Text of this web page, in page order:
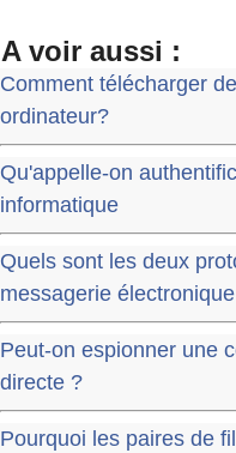
A voir aussi :
Comment télécharger
ordinateur?
Qu'appelle-on
informatique
Quels sont les deux
messagerie
Peut-on espionner une
directe ?
Pourquoi les paires de